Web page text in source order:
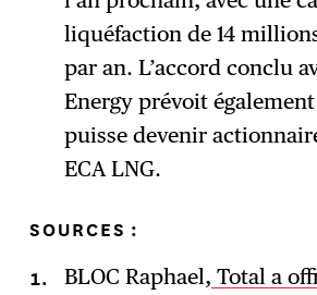
liquéfaction de 14
par an. L’accord conclu
Energy prévoit
puisse devenir
ECA LNG.
SOURCES :
BLOC Raphael, Total a